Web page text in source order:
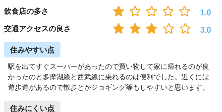
飲食店の多さ
1.0
交通アクセスの良さ
3.0
住みやすい点
駅を出てすぐスーパーがあったので買い物して家に帰れるのが良
かったのと多摩湖線と西武線に乗れるのは便利でした。近くには
遊歩道があるので散歩とかジョギング等もしやすいと思います。
住みにくい点